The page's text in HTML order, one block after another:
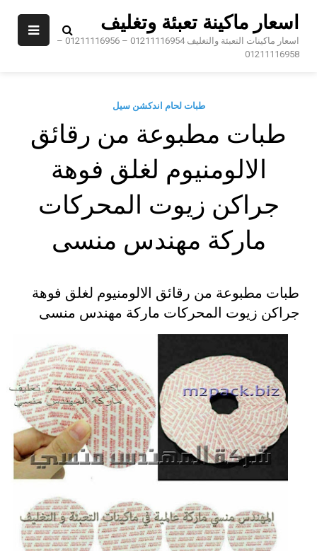
اسعار ماكينة تعبئة وتغليف
اسعار ماكينات التعبئة والتغليف 01211116954 – 01211116956 –
01211116958
طبات لحام اندكشن سيل
طبات مطبوعة من رقائق
الالومنيوم لغلق فوهة
جراكن زيوت المحركات
ماركة مهندس منسى
طبات مطبوعة من رقائق الالومنيوم لغلق فوهة
جراكن زيوت المحركات ماركة مهندس منسى